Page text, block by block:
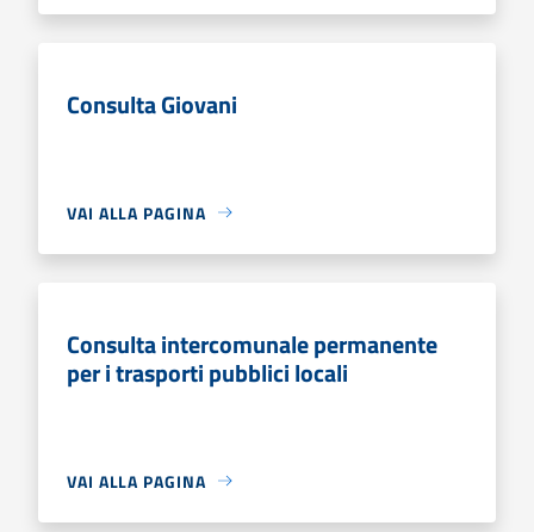
Consulta Giovani
VAI ALLA PAGINA
Consulta intercomunale permanente
per i trasporti pubblici locali
VAI ALLA PAGINA